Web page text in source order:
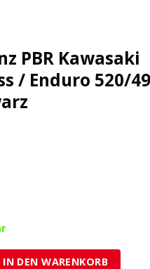
PBR Kawasaki
/ Enduro 520/
Motocross / Enduro
IN DEN WARENKORB